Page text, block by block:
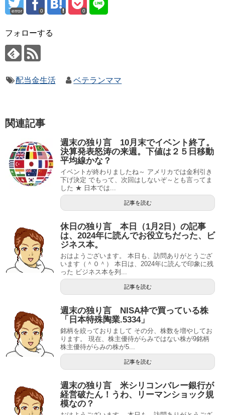
error 0 0
フォローする
配当金生活 ベテランママ
関連記事
週末の独り言 10月末でイベント終了。
決算発表怒涛の来週。下値は２５日移動
平均線かな？
イベントが終わりましたね～ アメリカでは金利引き
下げ決定 でもって、次回はしないぞ～とも言ってま
した ★ 日本では...
記事を読む
休日の独り言 本日（1月2日）の記事
は、2024年に読んでお役立ちだった、ビ
ジネス本。
おはようございます。 本日も、訪問ありがとうござ
います（＾０＾） 本日は、2024年に読んで印象に残
った ビジネス本を列...
記事を読む
週末の独り言 NISA枠で買っている株
「日本特殊陶業.5334」
銘柄を絞っておりまして その分、株数を増やしてお
ります。 現在、株主優待がらみではない株が9銘柄
株主優待がらみの株が5...
記事を読む
週末の独り言 米シリコンバレー銀行が
経営破たん！うわ、リーマンショック規
模なの？